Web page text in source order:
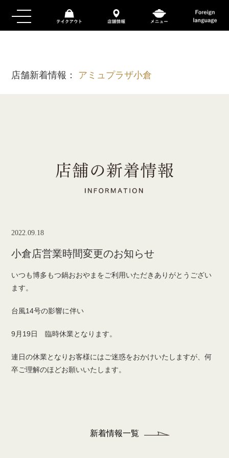
店舗新着情報： アミュプラザ小倉
2022.09.18
小倉店営業時間変更のお知らせ
いつも博多もつ鍋おおやまをご利用いただきありがとうござい
ます。
台風14号の影響に伴い
9月19日 臨時休業となります。
連日の休業となりお客様にはご迷惑をおかけいたしますが、何
卒ご理解のほどお願いいたします。
新着情報一覧